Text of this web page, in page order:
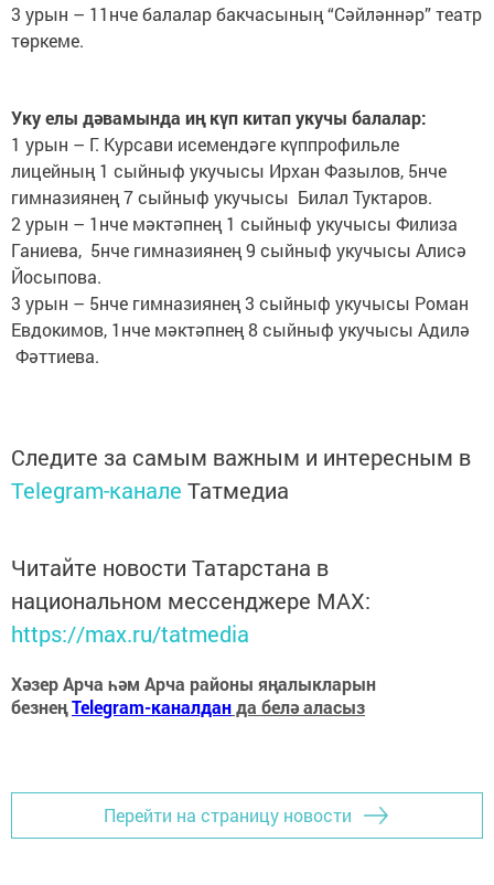
3 урын – 11нче балалар бакчасының “Сәйләннәр” театр
төркеме.
Уку елы дәвамында иң күп китап укучы балалар:
1 урын – Г. Курсави исемендәге күппрофильле
лицейның 1 сыйныф укучысы Ирхан Фазылов, 5нче
гимназиянең 7 сыйныф укучысы Билал Туктаров.
2 урын – 1нче мәктәпнең 1 сыйныф укучысы Филиза
Ганиева, 5нче гимназиянең 9 сыйныф укучысы Алисә
Йосыпова.
3 урын – 5нче гимназиянең 3 сыйныф укучысы Роман
Евдокимов, 1нче мәктәпнең 8 сыйныф укучысы Адилә
Фәттиева.
Следите за самым важным и интересным в
Telegram-канале Татмедиа
Читайте новости Татарстана в
национальном мессенджере MАХ:
https://max.ru/tatmedia
Хәзер Арча һәм Арча районы яңалыкларын
безнеңTelegram-каналданда белә аласыз
Перейти на страницу новости